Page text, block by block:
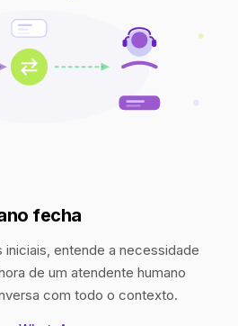
fecha
iniciais, entende a necessidade
de um atendente humano
com todo o contexto.